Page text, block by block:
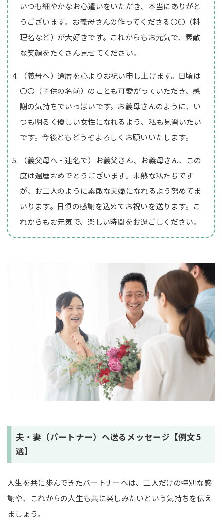
いつも細やかなお心遣いをいただき、本当にありがと
うございます。お義母さんの作ってくださる〇〇（料
理名など）が大好きです。これからもお元気で、素敵
な笑顔をたくさん見せてください。
（義母へ）還暦を心よりお祝い申し上げます。日頃は
〇〇（子供の名前）のことも可愛がっていただき、感
謝の気持ちでいっぱいです。お義母さんのように、い
つも明るく優しい女性になれるよう、私も見習いたい
です。今後ともどうぞよろしくお願いいたします。
（義父母へ・連名で）お義父さん、お義母さん、この
度は還暦おめでとうございます。未熟な私たちです
が、お二人のように素敵な夫婦になれるよう努めてま
いります。日頃の感謝を込めてお祝いを送ります。こ
れからもお元気で、楽しい時間をお過ごしください。
夫・妻（パートナー）へ送るメッセージ【例文5
選】
人生を共に歩んできたパートナーへは、二人だけの特別な感
謝や、これからの人生も共に楽しみたいという気持ちを伝え
ましょう。